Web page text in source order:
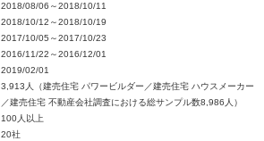
2018/08/06～2018/10/11
2018/10/12～2018/10/19
2017/10/05～2017/10/23
2016/11/22～2016/12/01
2019/02/01
3,913人（建売住宅 パワービルダー／建売住宅 ハウスメーカー
／建売住宅 不動産会社調査における総サンプル数8,986人）
100人以上
20社